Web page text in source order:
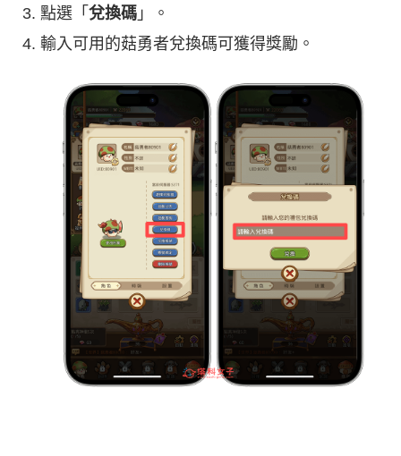
點選「 兌換碼 」。
輸入可用的菇勇者兌換碼可獲得獎勵。